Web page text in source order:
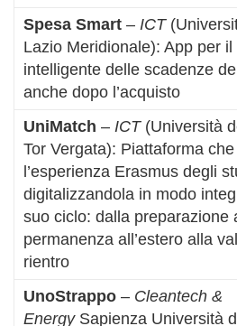
Spesa Smart – ICT
Lazio Meridionale): App per
intelligente delle scadenze
anche dopo l’acquisto
UniMatch – ICT (Università
Tor Vergata): Piattaforma
l’esperienza Erasmus degli
digitalizzandola in modo
suo ciclo: dalla preparazione
permanenza all’estero alla
rientro
UnoStrappo – Cleantech &
Energy Sapienza Università